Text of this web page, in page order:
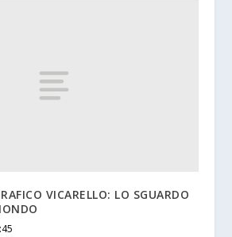
VICARELLO: LO SGUARDO